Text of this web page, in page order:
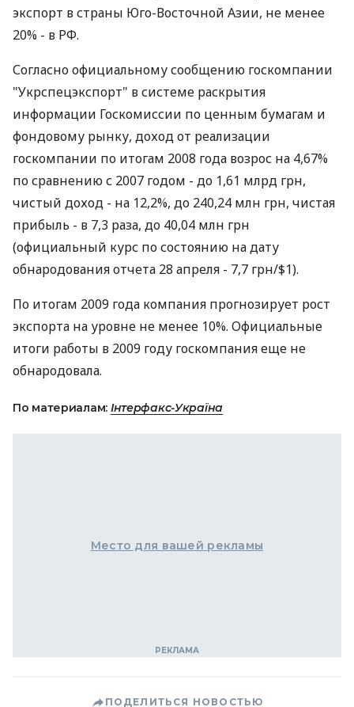
экспорт в страны Юго-Восточной Азии, не менее
20% - в РФ.
Согласно официальному сообщению госкомпании
"Укрспецэкспорт" в системе раскрытия
информации Госкомиссии по ценным бумагам и
фондовому рынку, доход от реализации
госкомпании по итогам 2008 года возрос на 4,67%
по сравнению с 2007 годом - до 1,61 млрд грн,
чистый доход - на 12,2%, до 240,24 млн грн, чистая
прибыль - в 7,3 раза, до 40,04 млн грн
(официальный курс по состоянию на дату
обнародования отчета 28 апреля - 7,7 грн/$1).
По итогам 2009 года компания прогнозирует рост
экспорта на уровне не менее 10%. Официальные
итоги работы в 2009 году госкомпания еще не
обнародовала.
По материалам: Інтерфакс-Україна
Место для вашей рекламы
ПОДЕЛИТЬСЯ НОВОСТЬЮ